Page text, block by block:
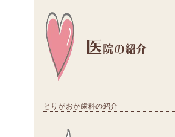
医院の紹介
とりがおか歯科の紹介